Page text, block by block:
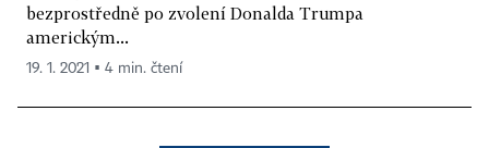
bezprostředně po zvolení Donalda Trumpa
americkým...
19. 1. 2021 ▪ 4 min. čtení